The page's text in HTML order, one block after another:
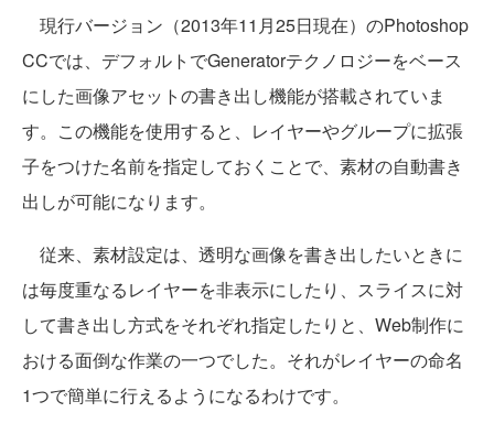
現行バージョン（2013年11月25日現在）のPhotoshop
CCでは、デフォルトでGeneratorテクノロジーをベース
にした画像アセットの書き出し機能が搭載されていま
す。この機能を使用すると、レイヤーやグループに拡張
子をつけた名前を指定しておくことで、素材の自動書き
出しが可能になります。
従来、素材設定は、透明な画像を書き出したいときに
は毎度重なるレイヤーを非表示にしたり、スライスに対
して書き出し方式をそれぞれ指定したりと、Web制作に
おける面倒な作業の一つでした。それがレイヤーの命名
1つで簡単に行えるようになるわけです。